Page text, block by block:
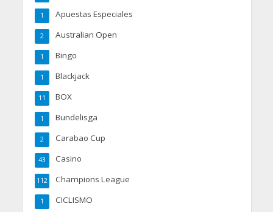
Apuestas Especiales
1
Australian Open
2
Bingo
1
Blackjack
1
BOX
11
Bundelisga
1
Carabao Cup
2
Casino
43
Champions League
112
CICLISMO
1